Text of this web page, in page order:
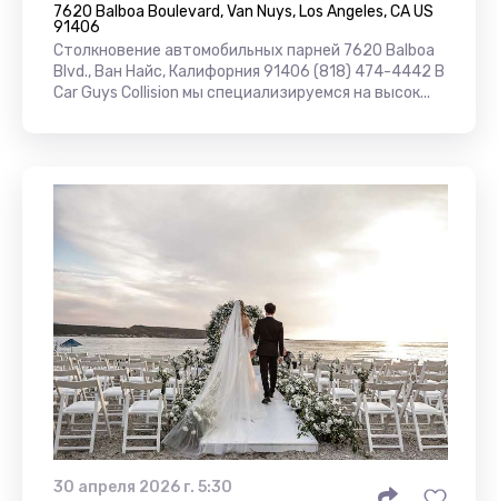
7620 Balboa Boulevard, Van Nuys, Los Angeles, CA US
91406
Столкновение автомобильных парней 7620 Balboa
Blvd., Ван Найс, Калифорния 91406 (818) 474-4442 В
Car Guys Collision мы специализируемся на высок...
30 апреля 2026 г. 5:30